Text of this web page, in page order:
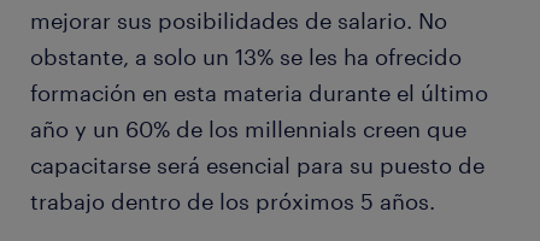
mejorar sus posibilidades de salario. No
obstante, a solo un 13% se les ha ofrecido
formación en esta materia durante el último
año y un 60% de los millennials creen que
capacitarse será esencial para su puesto de
trabajo dentro de los próximos 5 años.